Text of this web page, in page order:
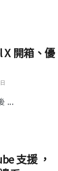
X 開箱、優
...
支援 ，